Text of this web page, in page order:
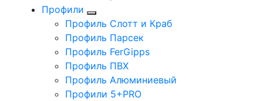
Профили
Профиль Слотт и Краб
Профиль Парсек
Профиль FerGipps
Профиль ПВХ
Профиль Алюминиевый
Профили 5+PRO